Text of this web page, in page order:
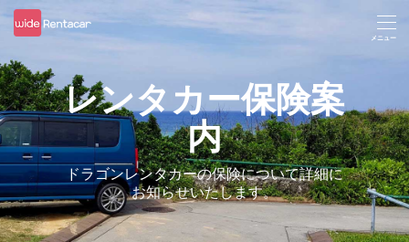
レンタカー保険案
内
ドラゴンレンタカーの保険について詳細に
お知らせいたします。